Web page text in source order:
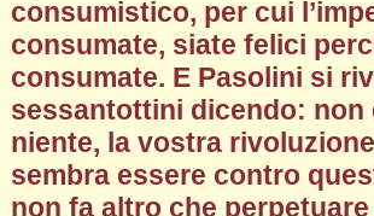
consumistico, per cui
consumate, siate felici
consumate. E Pasolini si
sessantottini dicendo: non
niente, la vostra
sembra essere contro
non fa altro che